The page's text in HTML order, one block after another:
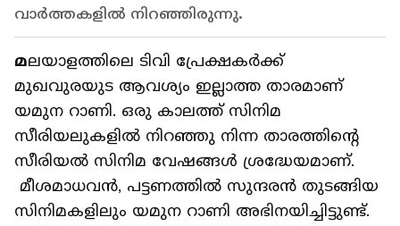
വാര്‍ത്തകളില്‍ നിറഞ്ഞിരുന്നു.
മലയാളത്തിലെ ടിവി പ്രേക്ഷകര്‍ക്ക്
മുഖവുരയുട ആവശ്യം ഇല്ലാത്ത താരമാണ്
യമുന റാണി. ഒരു കാലത്ത് സിനിമ
സീരിയലുകളില്‍ നിറഞ്ഞു നിന്ന താരത്തിന്‍റെ
സീരിയല്‍ സിനിമ വേഷങ്ങള്‍ ശ്രദ്ധേയമാണ്.
മീശമാധവന്‍, പട്ടണത്തിൽ സുന്ദരൻ തുടങ്ങിയ
സിനിമകളിലും യമുന റാണി അഭിനയിച്ചിട്ടുണ്ട്.